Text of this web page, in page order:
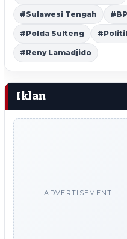
#Sulawesi Tengah
#Polda Sulteng
#Reny Lamadjido
Iklan
ADVERTISEMENT